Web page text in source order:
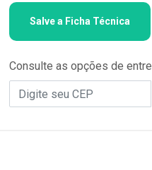
Salve a Ficha Técnica
Consulte as opções de